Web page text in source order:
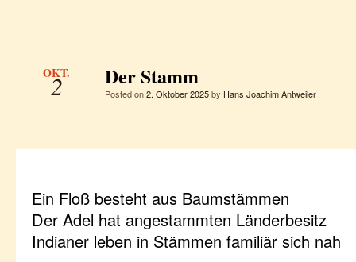
OKT.
2 Der Stamm
Posted on2. Oktober 2025by Hans Joachim Antweiler
Ein Floß besteht aus Baumstämmen
Der Adel hat angestammten Länderbesitz
Indianer leben in Stämmen familiär sich nah